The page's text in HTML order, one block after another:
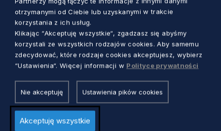
Trzy dni kina, rozmów i spotkań nad
morzem. Wyjątkowy festiwal w Jastarni
otrzymanymi od Ciebie lub uzyskanymi w trakcie
korzystania z ich usług.
Klikając “Akceptuję wszystkie“, zgadzasz się abyśmy
korzystali ze wszystkich rodzajów cookies. Aby samemu
zdecydować, które rodzaje cookies akceptujesz, wybierz
“Ustawienia“. Więcej informacji w Polityce prywatności
Nie akceptuję Ustawienia pików cookies
Akceptuję wszystkie